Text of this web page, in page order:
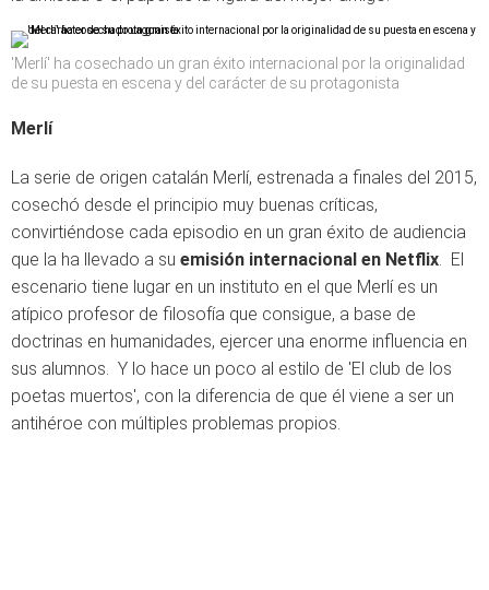
'Merlí' ha cosechado un gran éxito internacional por la originalidad
de su puesta en escena y del carácter de su protagonista
Merlí
La serie de origen catalán Merlí, estrenada a finales del 2015,
cosechó desde el principio muy buenas críticas,
convirtiéndose cada episodio en un gran éxito de audiencia
que la ha llevado a su emisión internacional en Netflix. El
escenario tiene lugar en un instituto en el que Merlí es un
atípico profesor de filosofía que consigue, a base de
doctrinas en humanidades, ejercer una enorme influencia en
sus alumnos. Y lo hace un poco al estilo de 'El club de los
poetas muertos', con la diferencia de que él viene a ser un
antihéroe con múltiples problemas propios.